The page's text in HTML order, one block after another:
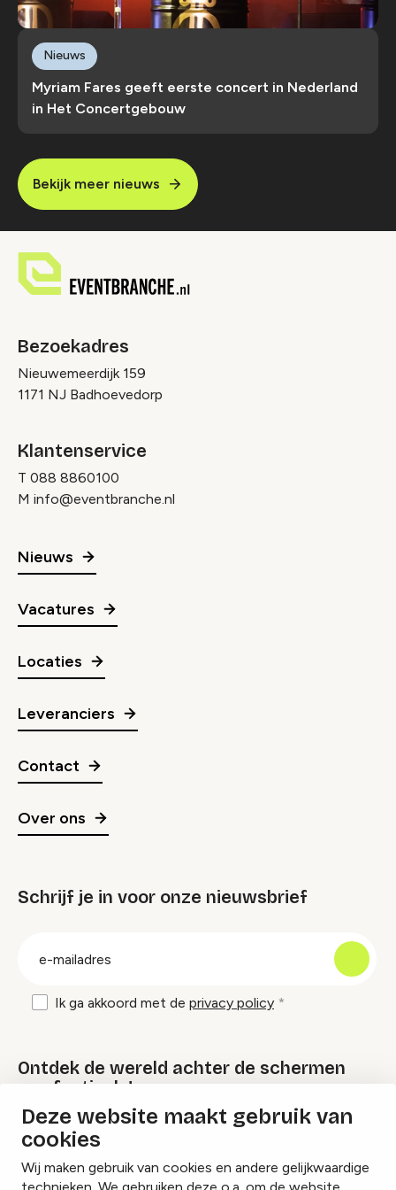
Deze website maakt gebruik van
cookies
Wij maken gebruik van cookies en andere gelijkwaardige
Myriam Fares geeft eerste concert in Nederland
in Het Concertgebouw
Nieuws
Bekijk meer nieuws
Bezoekadres
Nieuwemeerdijk 159
1171 NJ Badhoevedorp
Klantenservice
T 088 8860100
M info@eventbranche.nl
Nieuws
Vacatures
Locaties
Leveranciers
Contact
Over ons
Schrijf je in voor onze nieuwsbrief
Ik ga akkoord met de privacy policy
Ontdek de wereld achter de schermen
van festivals!
Lees onze Festival Specials